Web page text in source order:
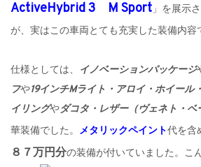
ActiveHybrid 3 M Sport」を展示
が、実はこの車両とても充実した装備内容
仕様としては、 イノベーションパッケージ
フや19インチMライト・アロイ・ホイール
イリングやダコタ・レザー（ヴェネト・ベ
華装備でした。 メタリックペイント代を含
８７万円分の装備が付いていました。こ